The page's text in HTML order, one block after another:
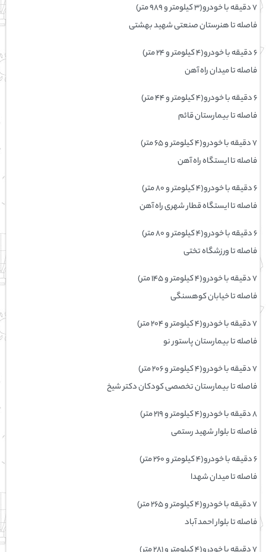
۷ دقیقه با خودرو(۳ کیلومتر و ۹۸۹ متر)
فاصله تا هنرستان صنعتی شهید بهشتی
۶ دقیقه با خودرو(۴ کیلومتر و ۲۴ متر)
فاصله تا میدان راه آهن
۶ دقیقه با خودرو(۴ کیلومتر و ۴۴ متر)
فاصله تا بیمارستان قائم
۷ دقیقه با خودرو(۴ کیلومتر و ۶۵ متر)
فاصله تا ایستگاه راه آهن
۶ دقیقه با خودرو(۴ کیلومتر و ۸۰ متر)
فاصله تا ایستگاه قطار شهری راه آهن
۶ دقیقه با خودرو(۴ کیلومتر و ۸۰ متر)
فاصله تا ورزشگاه تختی
۷ دقیقه با خودرو(۴ کیلومتر و ۱۴۵ متر)
فاصله تا خیابان کوهسنگی
۷ دقیقه با خودرو(۴ کیلومتر و ۲۰۴ متر)
فاصله تا بیمارستان پاستور نو
۷ دقیقه با خودرو(۴ کیلومتر و ۲۰۶ متر)
فاصله تا بیمارستان تخصصی کودکان دکتر شیخ
۸ دقیقه با خودرو(۴ کیلومتر و ۲۱۹ متر)
فاصله تا بلوار شهید رستمی
۶ دقیقه با خودرو(۴ کیلومتر و ۲۶۰ متر)
فاصله تا میدان شهدا
۷ دقیقه با خودرو(۴ کیلومتر و ۲۶۵ متر)
فاصله تا بلوار احمد آباد